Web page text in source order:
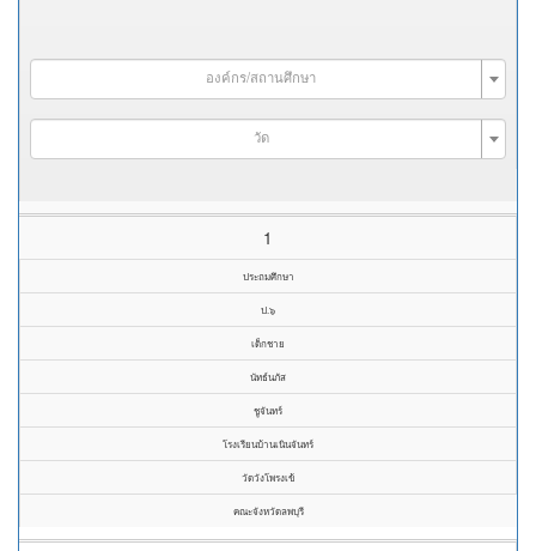
องค์กร/สถานศึกษา
วัด
1
ประถมศึกษา
ป.๖
เด็กชาย
นัทธ์นภัส
ชูจันทร์
โรงเรียนบ้านเนินจันทร์
วัดวังโพรงเข้
คณะจังหวัดลพบุรี